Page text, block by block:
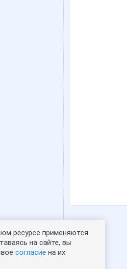
портрет - 0
ресурсе применяются
на сайте, вы
согласие на их